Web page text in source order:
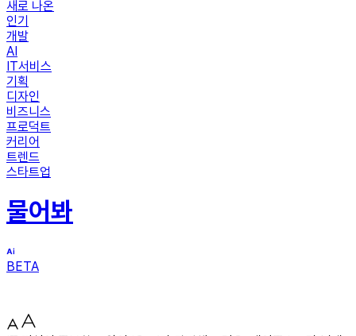
새로 나온
인기
개발
AI
IT서비스
기획
디자인
비즈니스
프로덕트
커리어
트렌드
스타트업
물어봐
BETA